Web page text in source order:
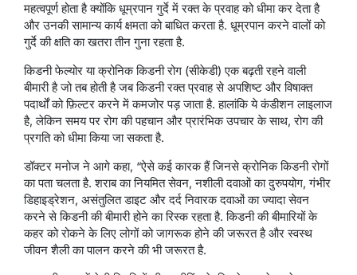
महत्वपूर्ण होता है क्योंकि धूम्रपान गुर्दे में रक्त के प्रवाह को धीमा कर देता है
और उनकी सामान्य कार्य क्षमता को बाधित करता है. धूम्रपान करने वालों को
गुर्दे की क्षति का खतरा तीन गुना रहता है.
किडनी फेल्योर या क्रोनिक किडनी रोग (सीकेडी) एक बढ़ती रहने वाली
बीमारी है जो तब होती है जब किडनी रक्त प्रवाह से अपशिष्ट और विषाक्त
पदार्थों को फ़िल्टर करने में कमजोर पड़ जाता है. हालांकि ये कंडीशन लाइलाज
है, लेकिन समय पर रोग की पहचान और प्रारंभिक उपचार के साथ, रोग की
प्रगति को धीमा किया जा सकता है.
डॉक्टर मनोज ने आगे कहा, “ऐसे कई कारक हैं जिनसे क्रोनिक किडनी रोगों
का पता चलता है. शराब का नियमित सेवन, नशीली दवाओं का दुरुपयोग, गंभीर
डिहाइड्रेशन, असंतुलित डाइट और दर्द निवारक दवाओं का ज्यादा सेवन
करने से किडनी की बीमारी होने का रिस्क रहता है. किडनी की बीमारियों के
कहर को रोकने के लिए लोगों को जागरूक होने की जरूरत है और स्वस्थ
जीवन शैली का पालन करने की भी जरूरत है.